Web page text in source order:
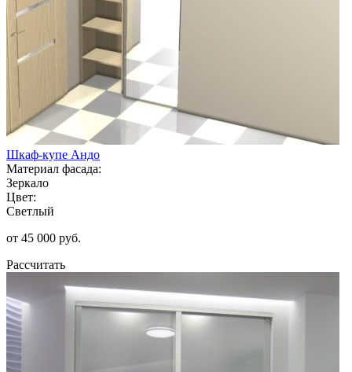
Шкаф-купе Андо
Материал фасада:
Зеркало
Цвет:
Светлый
от 45 000 руб.
Рассчитать